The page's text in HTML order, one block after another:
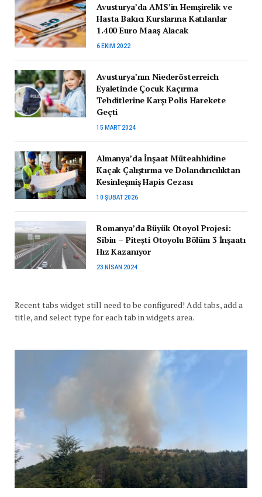
Avusturya’da AMS’in Hemşirelik ve
Hasta Bakıcı Kurslarına Katılanlar
1.400 Euro Maaş Alacak
6 EKIM 2022
Avusturya’nın Niederösterreich
Eyaletinde Çocuk Kaçırma
Tehditlerine Karşı Polis Harekete
Geçti
15 MART 2024
Almanya’da İnşaat Müteahhidine
Kaçak Çalıştırma ve Dolandırıcılıktan
Kesinleşmiş Hapis Cezası
10 ŞUBAT 2026
Romanya’da Büyük Otoyol Projesi:
Sibiu – Pitești Otoyolu Bölüm 3 İnşaatı
Hız Kazanıyor
23 NISAN 2024
Recent tabs widget still need to be configured! Add tabs, add a
title, and select type for each tab in widgets area.